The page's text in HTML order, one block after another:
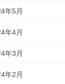
年5月
年4月
年3月
年2月